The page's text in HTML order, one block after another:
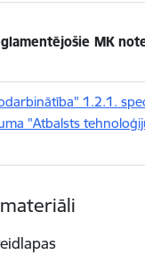
MK
1.2.1.
"Atbalsts